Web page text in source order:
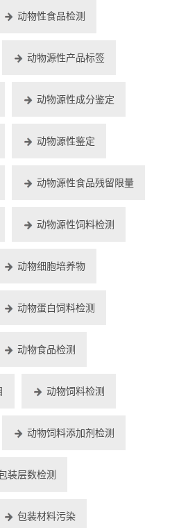
动物性食品检测
动物源性产品标签
动物源性成分鉴定
动物源性鉴定
动物源性食品残留限量
动物源性饲料检测
动物细胞培养物
动物蛋白饲料检测
动物食品检测
动物饲料检测
动物饲料添加剂检测
装层数检测
包装材料污染